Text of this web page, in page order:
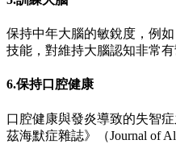
保持中年大腦的敏銳度，例
技能，對維持大腦認知非常有
6.保持口腔健康
口腔健康與發炎導致的失智
茲海默症雜誌》（Journal of